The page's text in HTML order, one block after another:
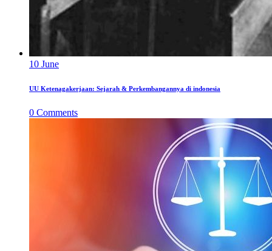
10 June
UU Ketenagakerjaan: Sejarah & Perkembangannya di indonesia
0 Comments